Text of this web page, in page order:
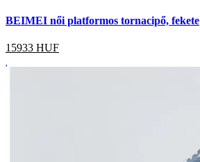
BEIMEI női platformos tornacipő, fekete
15933 HUF